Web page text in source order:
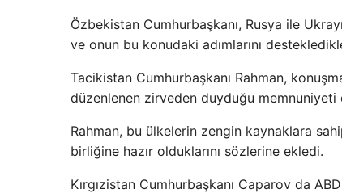
Özbekistan Cumhurbaşkanı, Rusya ile
ve onun bu konudaki adımlarını
Tacikistan Cumhurbaşkanı Rahman,
düzenlenen zirveden duyduğu memnuniyeti
Rahman, bu ülkelerin zengin kaynaklara
birliğine hazır olduklarını sözlerine ekledi.
Kırgızistan Cumhurbaşkanı Caparov da